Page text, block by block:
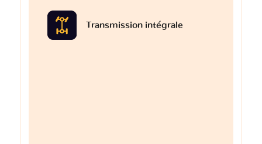
Transmission intégrale